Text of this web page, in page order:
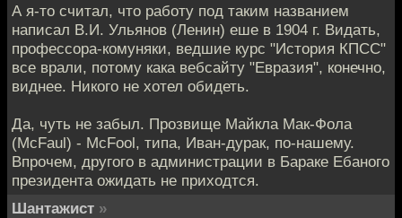
А я-то считал, что работу под таким названием
написал В.И. Ульянов (Ленин) еше в 1904 г. Видать,
профессора-комуняки, ведшие курс "История КПСС"
все врали, потому кака вебсайту "Евразия", конечно,
виднее. Никого не хотел обидеть.
Да, чуть не забыл. Прозвище Майкла Мак-Фола
(МсFaul) - McFool, типа, Иван-дурак, по-нашему.
Впрочем, другого в администрации в Бараке Ебаного
президента ожидать не приходтся.
Шантажист »